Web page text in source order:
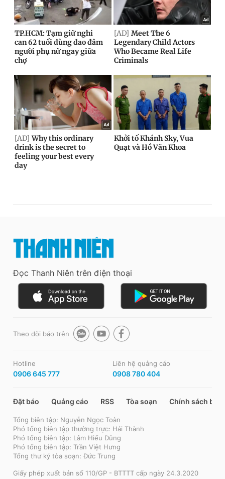
Đọc Thanh Niên trên điện thoại
Theo dõi báo trên
Hotline
0906 645 777
Liên hệ quảng cáo
0908 780 404
Đặt báo Quảng cáo RSS Tòa soạn Chính sách bảo
Tổng biên tập: Nguyễn Ngọc Toàn
Phó tổng biên tập thường trực: Hải Thành
Phó tổng biên tập: Lâm Hiếu Dũng
Phó tổng biên tập: Trần Việt Hưng
Tổng thư ký tòa soạn: Đức Trung
Giấy phép xuất bản số 110/GP - BTTTT cấp ngày 24.3.2020